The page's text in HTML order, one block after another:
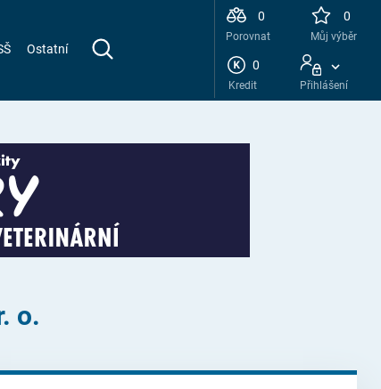
Ostatní
0
Porovnat
0
Můj výběr
0
Kredit Přihlášení
o.